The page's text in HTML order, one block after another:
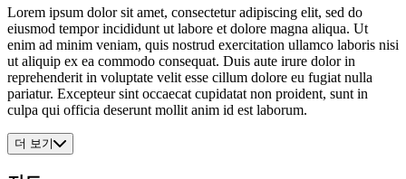
Lorem ipsum dolor sit amet, consectetur adipiscing elit, sed do
eiusmod tempor incididunt ut labore et dolore magna aliqua. Ut
enim ad minim veniam, quis nostrud exercitation ullamco laboris nisi
ut aliquip ex ea commodo consequat. Duis aute irure dolor in
reprehenderit in voluptate velit esse cillum dolore eu fugiat nulla
pariatur. Excepteur sint occaecat cupidatat non proident, sunt in
culpa qui officia deserunt mollit anim id est laborum.
더 보기